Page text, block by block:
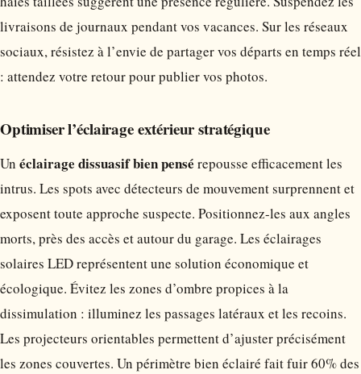
livraisons de journaux pendant vos vacances. Sur les réseaux
sociaux, résistez à l’envie de partager vos départs en temps réel
: attendez votre retour pour publier vos photos.
Optimiser l’éclairage extérieur stratégique
Un éclairage dissuasif bien pensé repousse efficacement les
intrus. Les spots avec détecteurs de mouvement surprennent et
exposent toute approche suspecte. Positionnez-les aux angles
morts, près des accès et autour du garage. Les éclairages
solaires LED représentent une solution économique et
écologique. Évitez les zones d’ombre propices à la
dissimulation : illuminez les passages latéraux et les recoins.
Les projecteurs orientables permettent d’ajuster précisément
les zones couvertes. Un périmètre bien éclairé fait fuir 60% des